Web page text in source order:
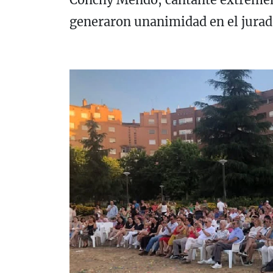
generaron unanimidad en el